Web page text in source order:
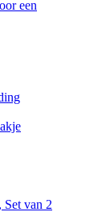
een
van 2